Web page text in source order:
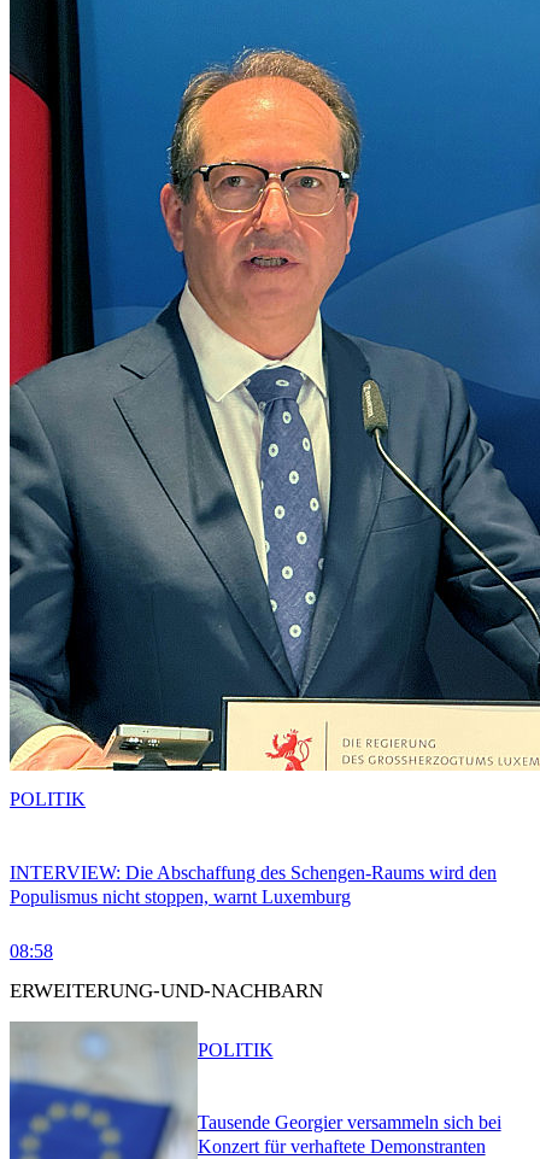
INTERVIEW: Die Abschaffung des Schengen-Raums wird den
Populismus nicht stoppen, warnt Luxemburg
08:58
POLITIK
ERWEITERUNG-UND-NACHBARN
Tausende Georgier versammeln sich bei
Konzert für verhaftete Demonstranten
POLITIK